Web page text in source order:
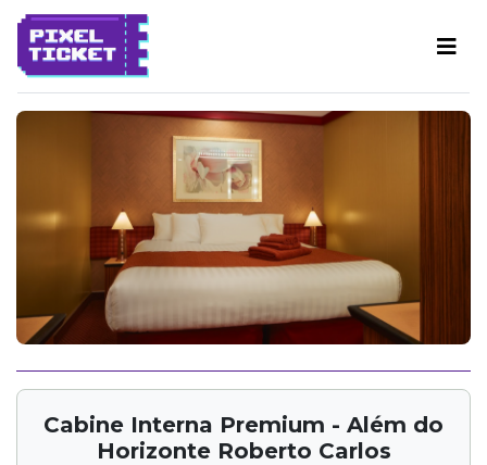
Cabine Interna Premium - Além do
Horizonte Roberto Carlos